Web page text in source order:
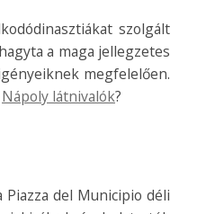
szolgált
a maga jellegzetes
megfelelően.
Nápoly látnivalók?
Piazza del Municipio déli